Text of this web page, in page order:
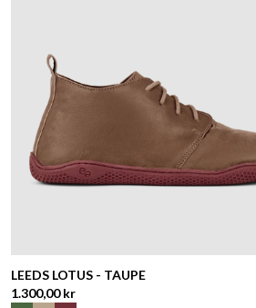
LEEDS LOTUS - TAUPE
1.300,00 kr